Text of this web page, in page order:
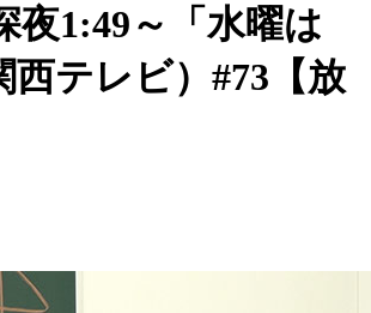
夜1:49～「水曜は
西テレビ）#73【放